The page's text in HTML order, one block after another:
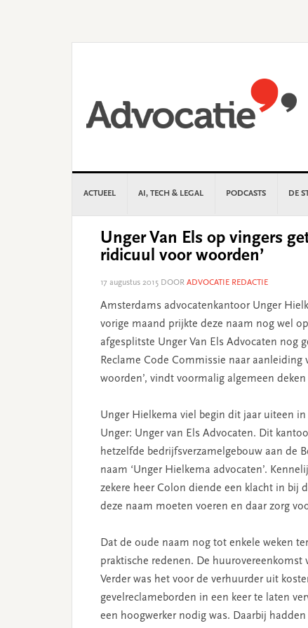
ACTUEEL AI, TECH & LEGAL PODCASTS DE
Unger Van Els op vingers
ridicuul voor woorden’
17 augustus 2015 DOOR ADVOCATIE REDACTIE
Amsterdams advocatenkantoor Unger
vorige maand prijkte deze naam nog wel
afgesplitste Unger Van Els Advocaten nog
Reclame Code Commissie naar aanleiding
woorden’, vindt voormalig algemeen deken
Unger Hielkema viel begin dit jaar uiteen
Unger: Unger van Els Advocaten. Dit
hetzelfde bedrijfsverzamelgebouw aan de
naam ‘Unger Hielkema advocaten’.
zekere heer Colon diende een klacht in bij
deze naam moeten voeren en daar zorg
Dat de oude naam nog tot enkele weken
praktische redenen. De
Verder was het voor de verhuurder uit
gevelreclameborden in een keer te laten
een hoogwerker nodig was. Daarbij